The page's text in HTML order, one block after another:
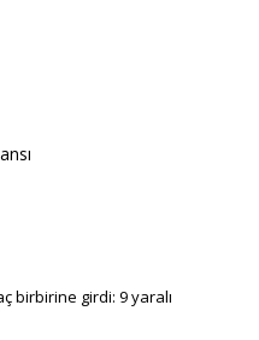
birbirine girdi: 9 yaralı